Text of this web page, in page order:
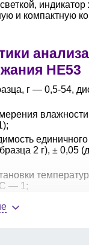
и компактную
HE53
г — 0,5-54,
влажности
2 г), ± 0,05
— 1;
—